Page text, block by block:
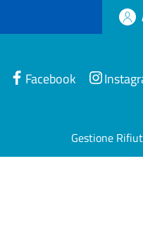
Facebook
Gestione